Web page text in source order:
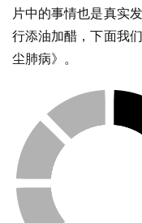
片中的事情也是真实
行添油加醋，下面我
尘肺病》。